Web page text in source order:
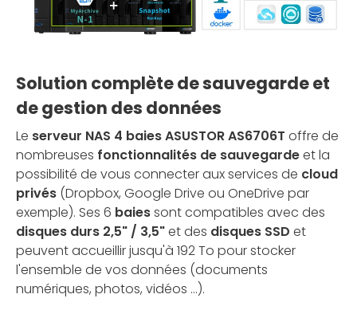
Solution complète de sauvegarde et
de gestion des données
Le serveur NAS 4 baies ASUSTOR AS6706T offre de
nombreuses fonctionnalités de sauvegardeet la
possibilité de vous connecter aux services de cloud
privés (Dropbox, Google Drive ou OneDrive par
exemple). Ses 6 baiessont compatibles avec des
disques durs 2,5" / 3,5"et des disques SSD et
peuvent accueillir jusqu'à 192 To pour stocker
l'ensemble de vos données (documents
numériques, photos, vidéos ...).